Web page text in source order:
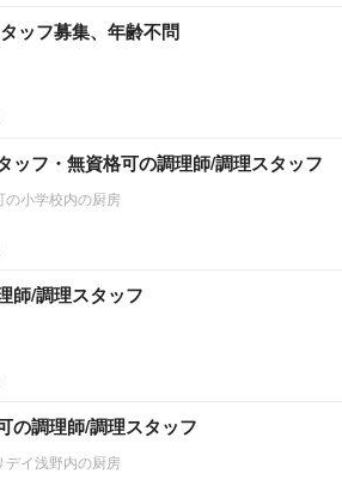
ッフ募集、年齢不問
ッフ・無資格可の調理師/調理スタッフ
の小学校内の厨房
師/調理スタッフ
の調理師/調理スタッフ
デイ浅野内の厨房